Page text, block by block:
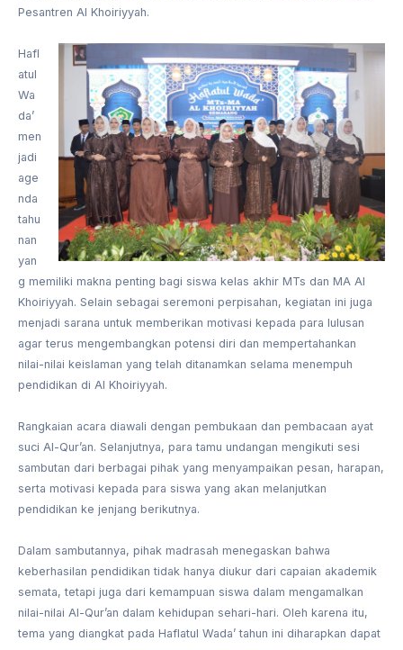
Pesantren Al Khoiriyyah.
Hafl
atul
Wa
da’
men
jadi
age
nda
tahu
nan
yan
g memiliki makna penting bagi siswa kelas akhir MTs dan MA Al
Khoiriyyah. Selain sebagai seremoni perpisahan, kegiatan ini juga
menjadi sarana untuk memberikan motivasi kepada para lulusan
agar terus mengembangkan potensi diri dan mempertahankan
nilai-nilai keislaman yang telah ditanamkan selama menempuh
pendidikan di Al Khoiriyyah.
Rangkaian acara diawali dengan pembukaan dan pembacaan ayat
suci Al-Qur’an. Selanjutnya, para tamu undangan mengikuti sesi
sambutan dari berbagai pihak yang menyampaikan pesan, harapan,
serta motivasi kepada para siswa yang akan melanjutkan
pendidikan ke jenjang berikutnya.
Dalam sambutannya, pihak madrasah menegaskan bahwa
keberhasilan pendidikan tidak hanya diukur dari capaian akademik
semata, tetapi juga dari kemampuan siswa dalam mengamalkan
nilai-nilai Al-Qur’an dalam kehidupan sehari-hari. Oleh karena itu,
tema yang diangkat pada Haflatul Wada’ tahun ini diharapkan dapat